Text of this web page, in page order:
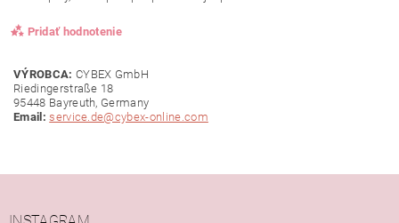
Pridať hodnotenie
VÝROBCA: CYBEX GmbH
Riedingerstraße 18
95448 Bayreuth, Germany
Email: service.de@cybex-online.com